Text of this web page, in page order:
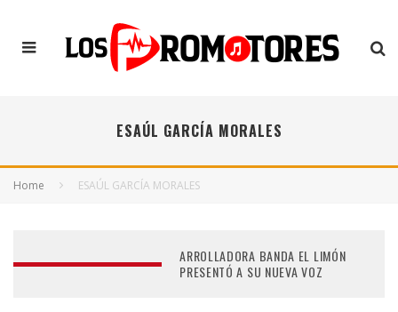
ESAÚL GARCÍA MORALES
Home ESAÚL GARCÍA MORALES
ARROLLADORA BANDA EL LIMÓN
PRESENTÓ A SU NUEVA VOZ